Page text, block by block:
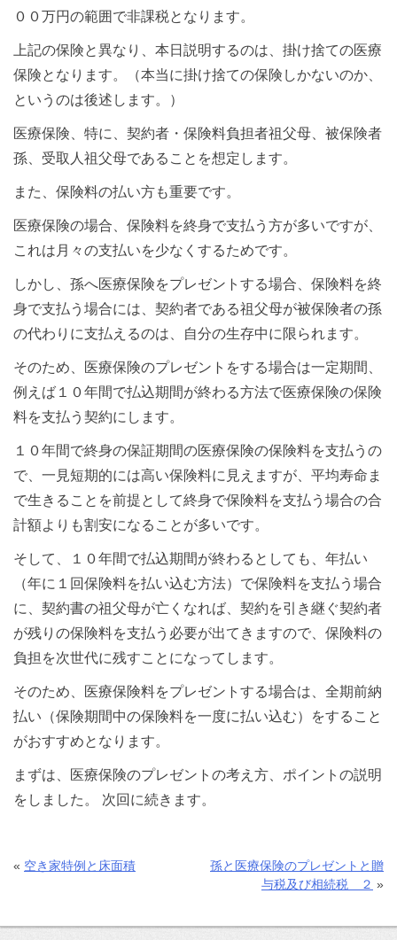
００万円の範囲で非課税となります。
上記の保険と異なり、本日説明するのは、掛け捨ての医療
保険となります。（本当に掛け捨ての保険しかないのか、
というのは後述します。）
医療保険、特に、契約者・保険料負担者祖父母、被保険者
孫、受取人祖父母であることを想定します。
また、保険料の払い方も重要です。
医療保険の場合、保険料を終身で支払う方が多いですが、
これは月々の支払いを少なくするためです。
しかし、孫へ医療保険をプレゼントする場合、保険料を終
身で支払う場合には、契約者である祖父母が被保険者の孫
の代わりに支払えるのは、自分の生存中に限られます。
そのため、医療保険のプレゼントをする場合は一定期間、
例えば１０年間で払込期間が終わる方法で医療保険の保険
料を支払う契約にします。
１０年間で終身の保証期間の医療保険の保険料を支払うの
で、一見短期的には高い保険料に見えますが、平均寿命ま
で生きることを前提として終身で保険料を支払う場合の合
計額よりも割安になることが多いです。
そして、１０年間で払込期間が終わるとしても、年払い
（年に１回保険料を払い込む方法）で保険料を支払う場合
に、契約書の祖父母が亡くなれば、契約を引き継ぐ契約者
が残りの保険料を支払う必要が出てきますので、保険料の
負担を次世代に残すことになってします。
そのため、医療保険料をプレゼントする場合は、全期前納
払い（保険期間中の保険料を一度に払い込む）をすること
がおすすめとなります。
まずは、医療保険のプレゼントの考え方、ポイントの説明
をしました。 次回に続きます。
« 空き家特例と床面積
孫と医療保険のプレゼントと贈
与税及び相続税 ２ »